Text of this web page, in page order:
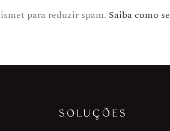
para reduzir spam. Saiba como
SOLUÇÕES